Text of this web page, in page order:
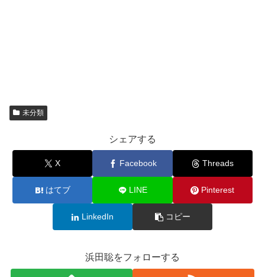
未分類
シェアする
X Facebook Threads
はてブ LINE Pinterest
LinkedIn コピー
浜田聡をフォローする